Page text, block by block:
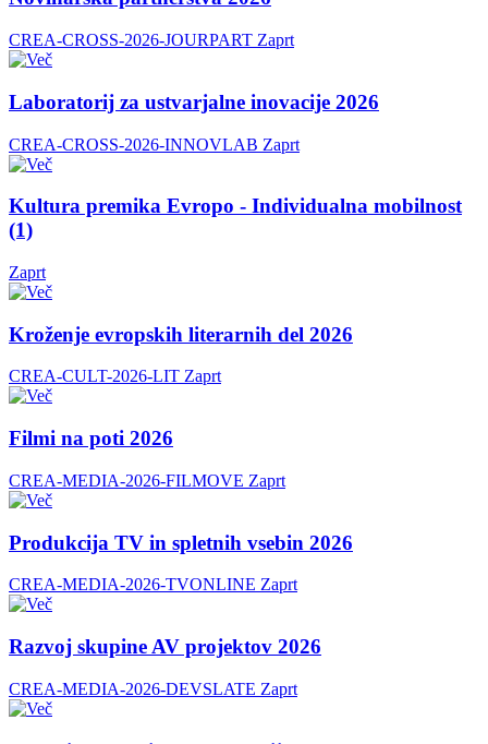
CREA-CROSS-2026-JOURPART Zaprt
Laboratorij za ustvarjalne inovacije 2026
CREA-CROSS-2026-INNOVLAB Zaprt
Kultura premika Evropo - Individualna mobilnost
(1)
Zaprt
Kroženje evropskih literarnih del 2026
CREA-CULT-2026-LIT Zaprt
Filmi na poti 2026
CREA-MEDIA-2026-FILMOVE Zaprt
Produkcija TV in spletnih vsebin 2026
CREA-MEDIA-2026-TVONLINE Zaprt
Razvoj skupine AV projektov 2026
CREA-MEDIA-2026-DEVSLATE Zaprt